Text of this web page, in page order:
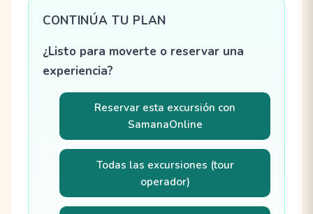
CONTINÚA TU PLAN
¿Listo para moverte o reservar una
experiencia?
Reservar esta excursión con
SamanaOnline
Todas las excursiones (tour
operador)